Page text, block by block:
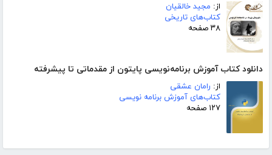
از: مجید خالقیان
کتاب‌های تاریخی
۳۸ صفحه
دانلود کتاب آموزش برنامه‌نویسی پایتون از مقدماتی تا پیشرفته
از: رامان عشقی
کتاب‌های آموزش برنامه نویسی
۱۲۷ صفحه